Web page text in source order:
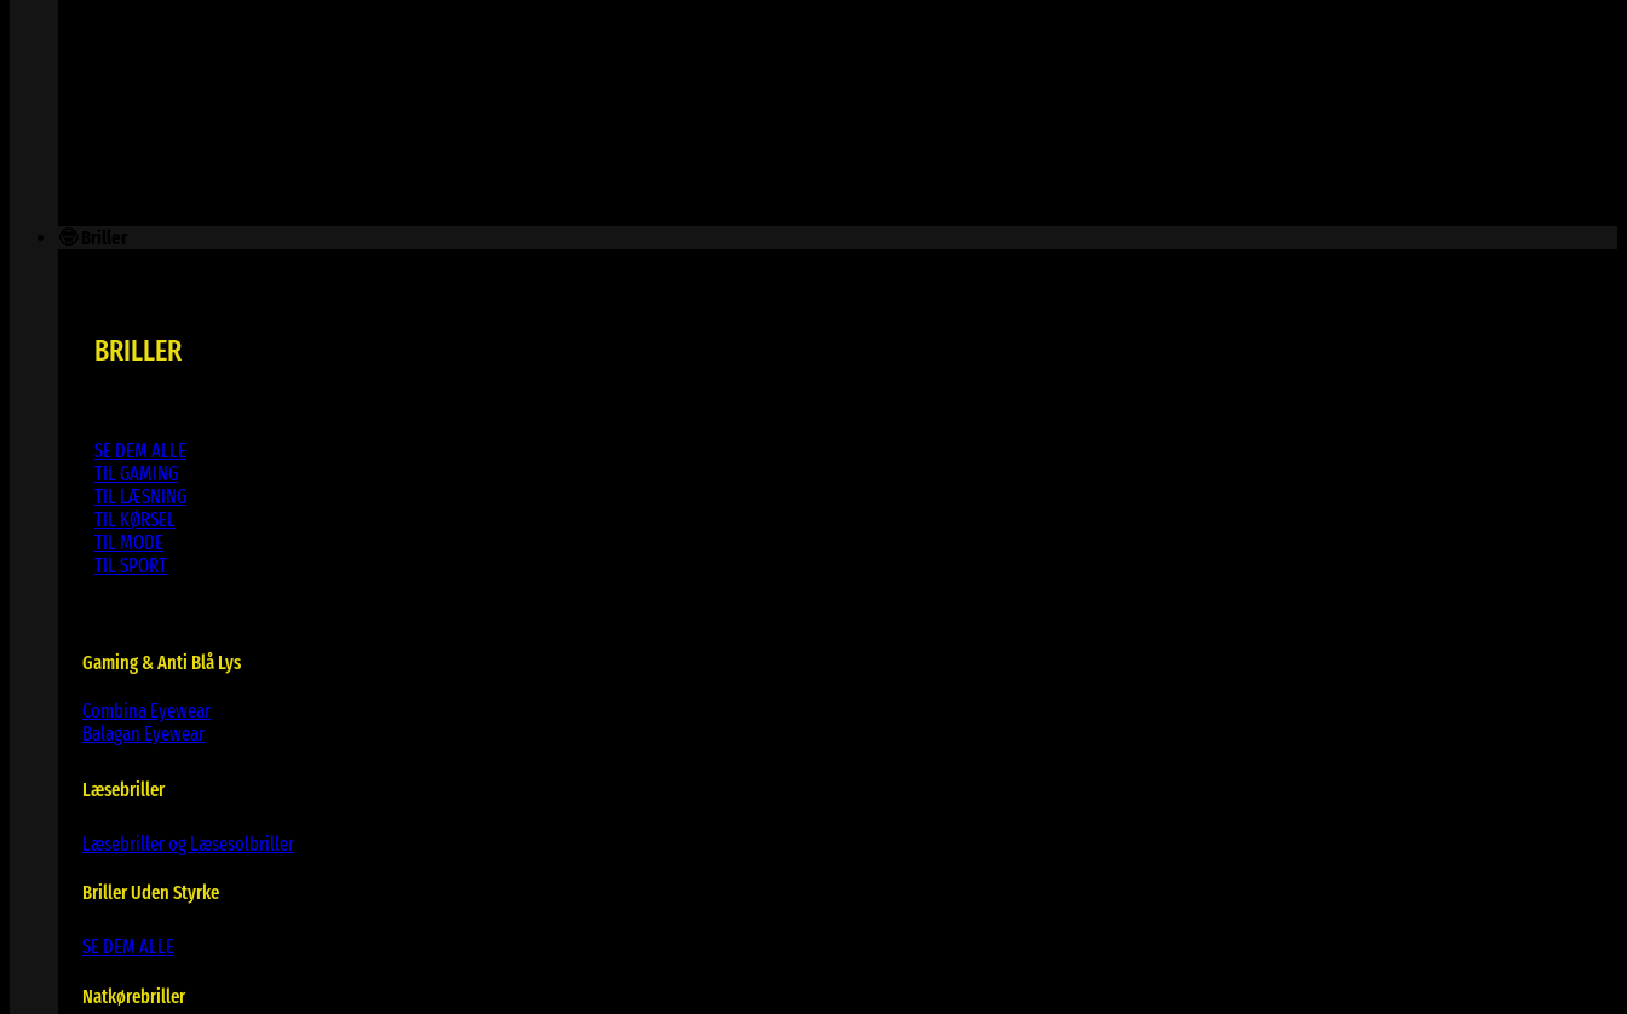
BRILLER
SE DEM ALLE
TIL GAMING
TIL LÆSNING
TIL KØRSEL
TIL MODE
TIL SPORT
Gaming & Anti Blå Lys
Combina Eyewear
Balagan Eyewear
Læsebriller
Læsebriller og Læsesolbriller
Briller Uden Styrke
SE DEM ALLE
Natkørebriller